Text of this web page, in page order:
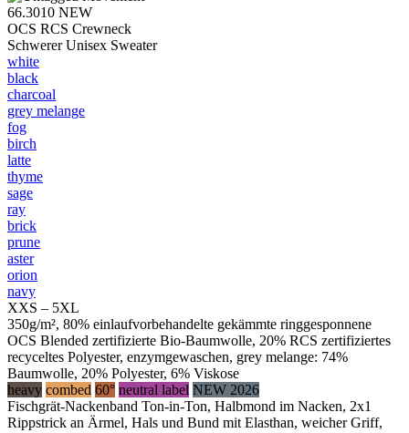
66.3010 NEW
OCS RCS Crewneck
Schwerer Unisex Sweater
white
black
charcoal
grey melange
fog
birch
latte
thyme
sage
ray
brick
prune
aster
orion
navy
XXS – 5XL
350g/m², 80% einlaufvorbehandelte gekämmte ringgesponnene
OCS Blended zertifizierte Bio-Baumwolle, 20% RCS zertifiziertes
recyceltes Polyester, enzymgewaschen, grey melange: 74%
Baumwolle, 20% Polyester, 6% Viskose
heavy combed 60° neutral label NEW 2026
Fischgrät-Nackenband Ton-in-Ton, Halbmond im Nacken, 2x1
Rippstrick an Ärmel, Hals und Bund mit Elasthan, weicher Griff,